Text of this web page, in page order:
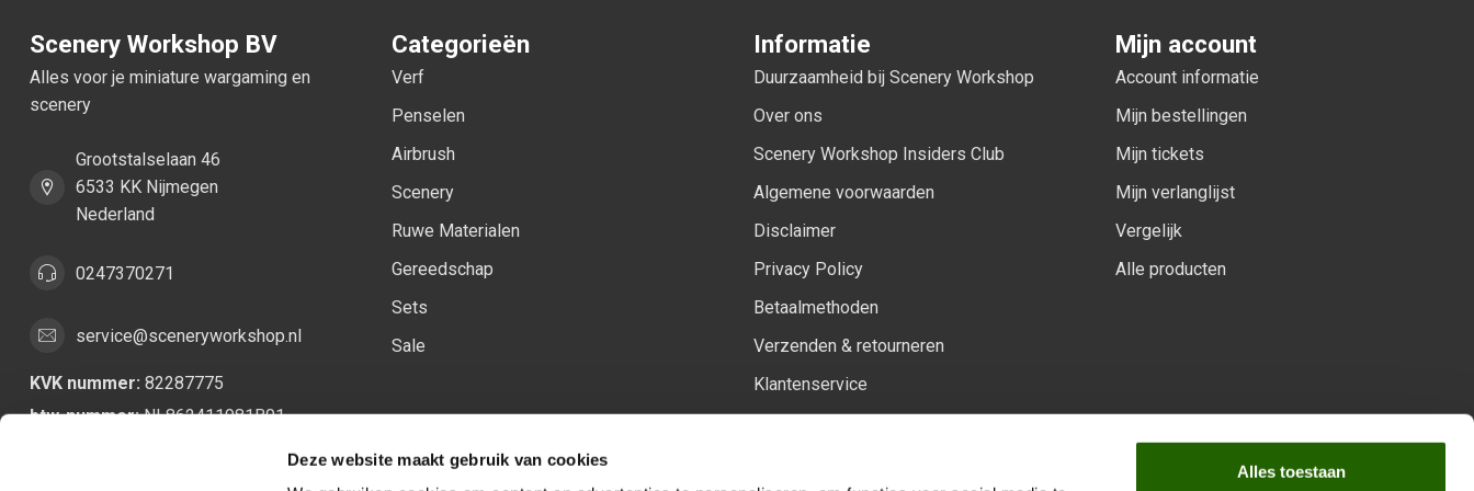
Deze website maakt gebruik van cookies
Alles toestaan
Scenery Workshop BV
Alles voor je miniature wargaming en
scenery
Grootstalselaan 46
6533 KK Nijmegen
Nederland
0247370271
service@sceneryworkshop.nl
KVK nummer: 82287775
btw-nummer:NL862411981B01
Categorieën
Verf
Penselen
Airbrush
Scenery
Ruwe Materialen
Gereedschap
Sets
Sale
Informatie
Duurzaamheid bij Scenery Workshop
Over ons
Scenery Workshop Insiders Club
Algemene voorwaarden
Disclaimer
Privacy Policy
Betaalmethoden
Verzenden & retourneren
Klantenservice
Mijn account
Account informatie
Mijn bestellingen
Mijn tickets
Mijn verlanglijst
Vergelijk
Alle producten